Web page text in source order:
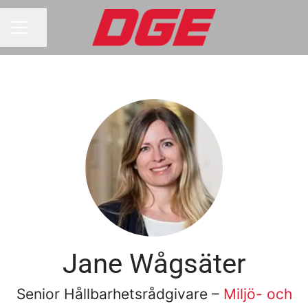
Jane Wågsäter
Senior Hållbarhetsrådgivare – Miljö- och